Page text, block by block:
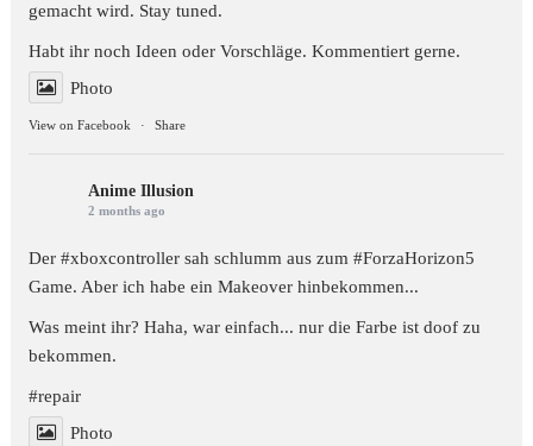
gemacht wird. Stay tuned.
Habt ihr noch Ideen oder Vorschläge. Kommentiert gerne.
Photo
View on Facebook · Share
Anime Illusion
2 months ago
Der #xboxcontroller sah schlumm aus zum#ForzaHorizon5
Game. Aber ich habe ein Makeover hinbekommen...
Was meint ihr? Haha, war einfach... nur die Farbe ist doof zu
bekommen.
#repair
Photo